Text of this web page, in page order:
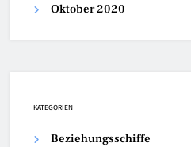
Oktober 2020
KATEGORIEN
Beziehungsschiffe